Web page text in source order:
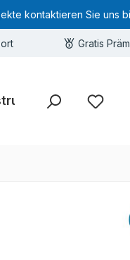
kontaktieren Sie uns
Gratis
Sie